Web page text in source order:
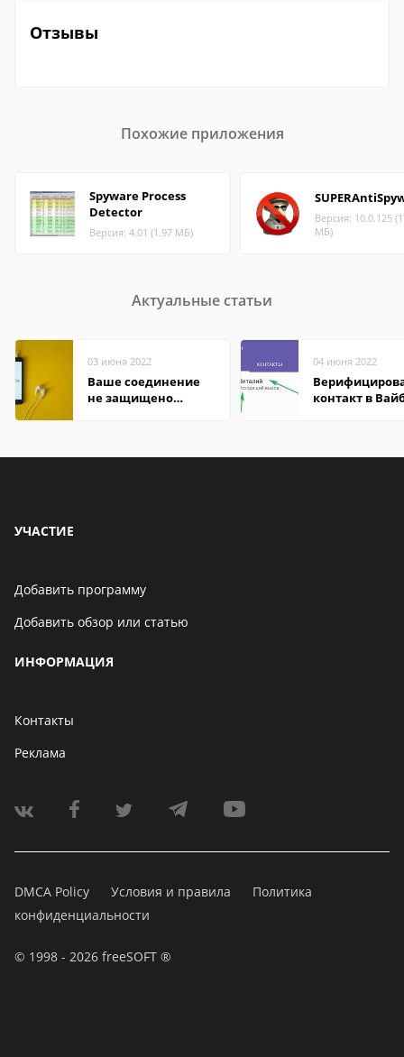
Отзывы
Похожие приложения
Spyware Process
Detector
Версия: 4.01 (1.97 МБ)
Версия: 10.0.125
МБ)
Актуальные статьи
03 июня 2022
Ваше соединение
не защищено
04 июня 2022
контакт в
УЧАСТИЕ
Добавить программу
Добавить обзор или статью
ИНФОРМАЦИЯ
Контакты
Реклама
DMCA Policy Условия и правила
Политика
конфиденциальности
© 1998 - 2026 freeSOFT ®